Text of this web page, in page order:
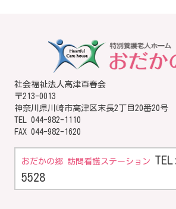
社会福祉法人高津百春会
〒213-0013
神奈川県川崎市高津区末長2丁目20番20号
TEL 044-982-1110
FAX 044-982-1620
おだかの郷 訪問看護ステーション
5528